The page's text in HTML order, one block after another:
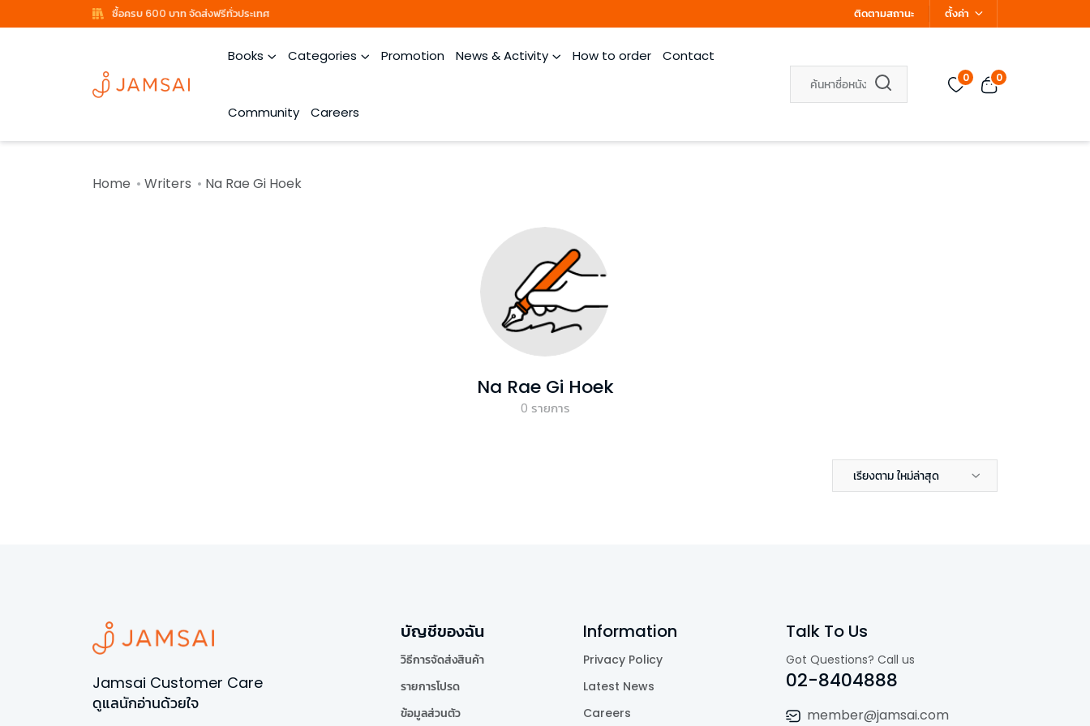
ซื้อครบ 600 บาท จัดส่งฟรีทั่วประเทศ ติดตามสถานะ ตั้งค่า
Books Categories Promotion News & Activity How to order Contact
Community Careers
0 0
Home Writers Na Rae Gi Hoek
Na Rae Gi Hoek
0 รายการ
เรียงตาม ใหม่ล่าสุด
Jamsai Customer Care
ดูแลนักอ่านด้วยใจ
บัญชีของฉัน
วิธีการจัดส่งสินค้า
รายการโปรด
ข้อมูลส่วนตัว
Information
Privacy Policy
Latest News
Careers
Talk To Us
Got Questions? Call us
02-8404888
member@jamsai.com